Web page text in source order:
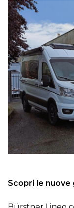
GALLERY
VIDEO
ARTICOLI
DOVE SIAMO
CONTATTI
Scopri le